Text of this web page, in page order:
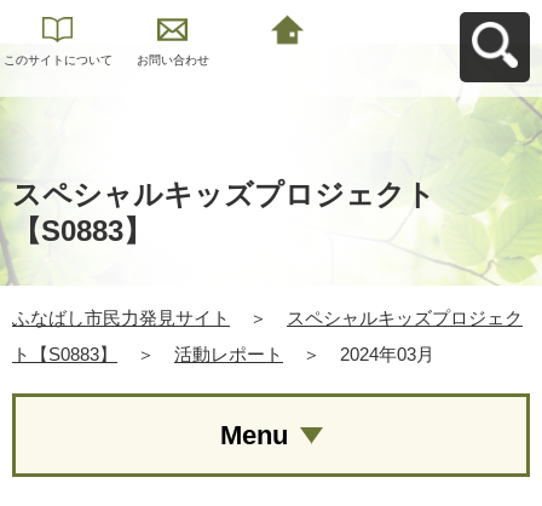
このサイトについて お問い合わせ
スペシャルキッズプロジェクト
【S0883】
ふなばし市民力発見サイト ＞
スペシャルキッズプロジェク
ト【S0883】
＞ 活動レポート ＞ 2024年03月
Menu